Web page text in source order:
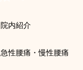
院内紹介
急性腰痛・慢性腰痛